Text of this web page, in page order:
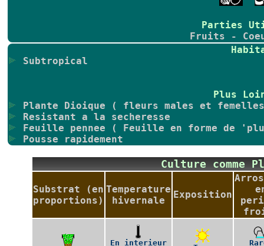
Parties
Fruits -
Subtropical
Plus
Plante Dioique ( fleurs males et
Resistant a la secheresse
Feuille pennee ( Feuille en forme de
Pousse rapidement
Culture
Substrat (en
proportions)
Temperature
hivernale
Exposition
En interieur